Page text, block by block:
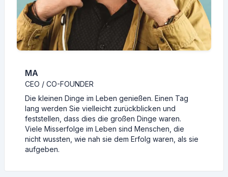
MA
CEO / CO-FOUNDER
Die kleinen Dinge im Leben genießen. Einen Tag
lang werden Sie vielleicht zurückblicken und
feststellen, dass dies die großen Dinge waren.
Viele Misserfolge im Leben sind Menschen, die
nicht wussten, wie nah sie dem Erfolg waren, als sie
aufgeben.